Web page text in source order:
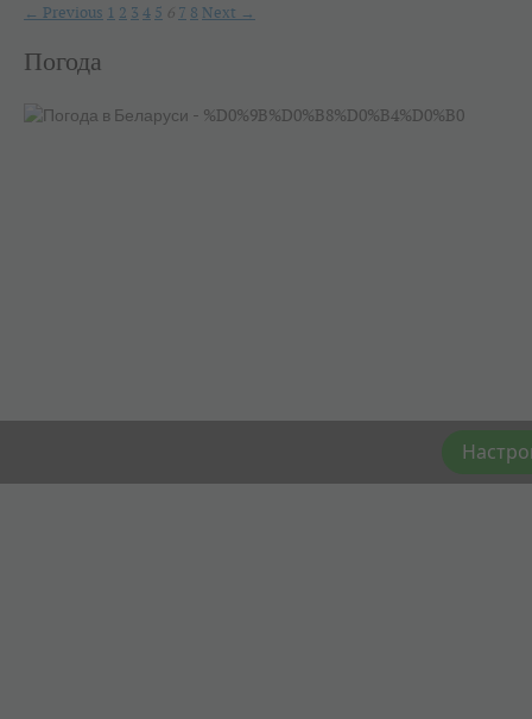
← Previous 1 2 3 4 5 6 7 8 Next →
Погода